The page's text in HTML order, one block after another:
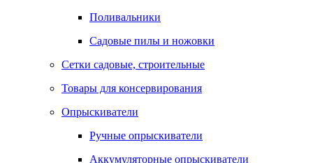
Поливальники
Садовые пилы и ножовки
Сетки садовые, строительные
Товары для консервирования
Опрыскиватели
Ручные опрыскиватели
Аккумуляторные опрыскиватели